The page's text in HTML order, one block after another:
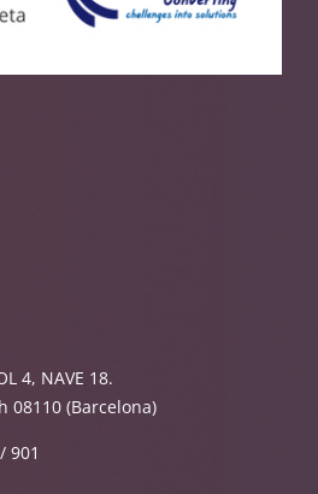
4, NAVE 18.
08110 (Barcelona)
/ 901